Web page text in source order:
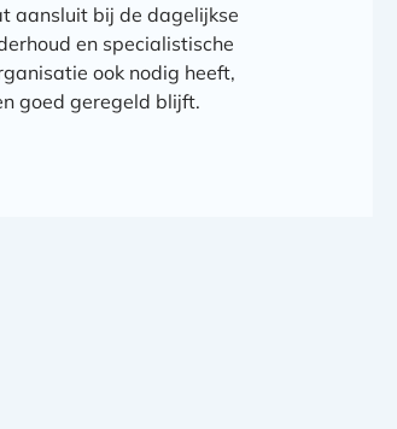
aansluit bij de dagelijkse
en specialistische
ook nodig heeft,
goed geregeld blijft.